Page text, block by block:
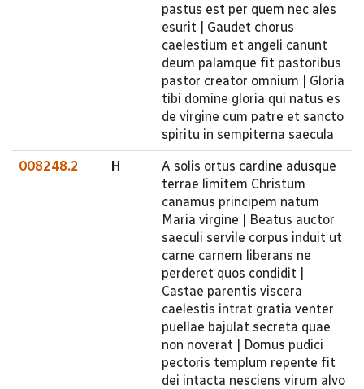
pastus est per quem nec ales
esurit | Gaudet chorus
caelestium et angeli canunt
deum palamque fit pastoribus
pastor creator omnium | Gloria
tibi domine gloria qui natus es
de virgine cum patre et sancto
spiritu in sempiterna saecula
008248.2 H
A solis ortus cardine adusque
terrae limitem Christum
canamus principem natum
Maria virgine | Beatus auctor
saeculi servile corpus induit ut
carne carnem liberans ne
perderet quos condidit |
Castae parentis viscera
caelestis intrat gratia venter
puellae bajulat secreta quae
non noverat | Domus pudici
pectoris templum repente fit
dei intacta nesciens virum alvo